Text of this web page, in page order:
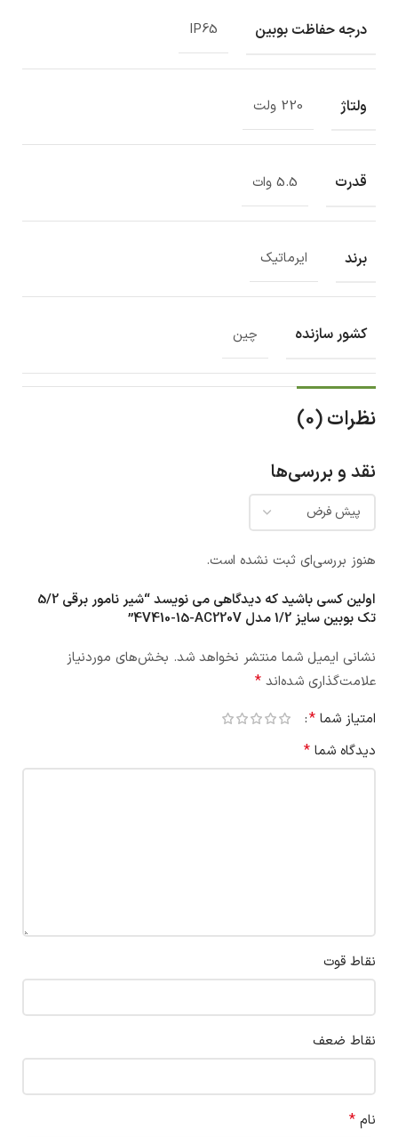
درجه حفاظت بوبین IP65
ولتاژ 220 ولت
قدرت 5.5 وات
برند ایرماتیک
کشور سازنده چین
نظرات (0)
نقد و بررسی‌ها
هنوز بررسی‌ای ثبت نشده است.
اولین کسی باشید که دیدگاهی می نویسد “شیر نامور برقی 5/2
تک بوبین سایز 1/2 مدل 4V410-15-AC220V”
نشانی ایمیل شما منتشر نخواهد شد. بخش‌های موردنیاز
علامت‌گذاری شده‌اند *
امتیاز شما *
دیدگاه شما *
نقاط قوت
نقاط ضعف
نام *